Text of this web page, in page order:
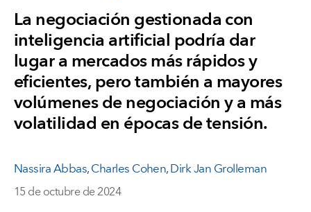
La negociación gestionada con
inteligencia artificial podría dar
lugar a mercados más rápidos y
eficientes, pero también a mayores
volúmenes de negociación y a más
volatilidad en épocas de tensión.
Nassira Abbas,Charles Cohen,Dirk Jan Grolleman
15 de octubre de 2024